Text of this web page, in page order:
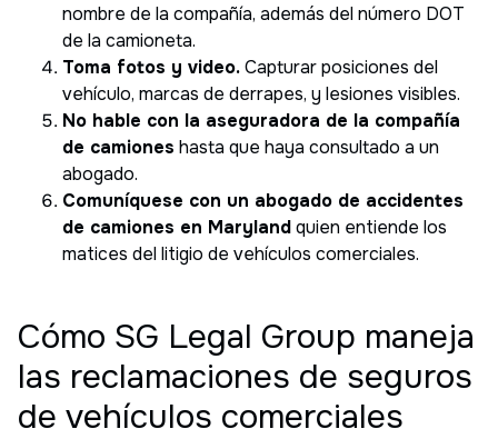
nombre de la compañía, además del número DOT
de la camioneta.
Toma fotos y video.Capturar posiciones del
vehículo, marcas de derrapes, y lesiones visibles.
No hable con la aseguradora de la compañía
de camiones hasta que haya consultado a un
abogado.
Comuníquese con un abogado de accidentes
de camiones en Marylandquien entiende los
matices del litigio de vehículos comerciales.
Cómo SG Legal Group maneja
las reclamaciones de seguros
de vehículos comerciales